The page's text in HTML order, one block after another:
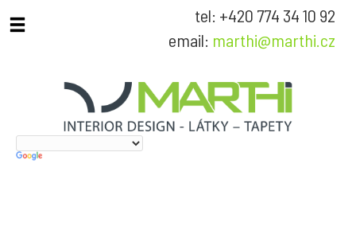
tel: +420 774 34 10 92
email: marthi@marthi.cz